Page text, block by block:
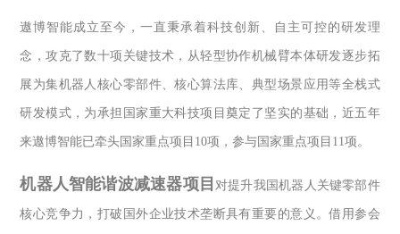
遨博智能成立至今，一直秉承着科技创新、自主可控的研发理
念，攻克了数十项关键技术，从轻型协作机械臂本体研发逐步拓
展为集机器人核心零部件、核心算法库、典型场景应用等全栈式
研发模式，为承担国家重大科技项目奠定了坚实的基础，近五年
来遨博智能已牵头国家重点项目 10项，参与国家重点项目 11项。
机器人智能谐波减速器项目 对提升我国机器人关键零部件
核心竞争力，打破国外企业技术垄断具有重要的意义。借用参会